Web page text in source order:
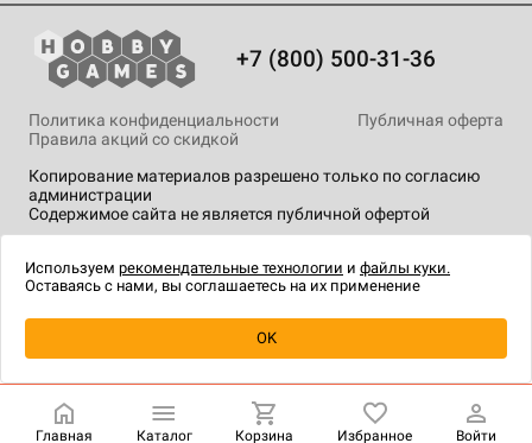
Уведомить о наличии
+7 (800) 500-31-36
Копирование материалов разрешено только по согласию
администрации
Содержимое сайта не является публичной офертой
Политика конфиденциальности
Публичная оферта
Правила акций со скидкой
технологии.
Главная Каталог Корзина Избранное Войти
Используем рекомендательные технологии и файлы куки.
Оставаясь с нами, вы соглашаетесь на их применение
OK